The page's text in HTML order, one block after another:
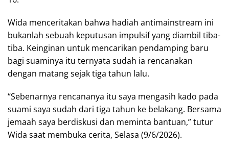
Wida menceritakan bahwa hadiah antimainstream ini
bukanlah sebuah keputusan impulsif yang diambil tiba-
tiba. Keinginan untuk mencarikan pendamping baru
bagi suaminya itu ternyata sudah ia rencanakan
dengan matang sejak tiga tahun lalu.
“Sebenarnya rencananya itu saya mengasih kado pada
suami saya sudah dari tiga tahun ke belakang. Bersama
jemaah saya berdiskusi dan meminta bantuan,” tutur
Wida saat membuka cerita, Selasa (9/6/2026).